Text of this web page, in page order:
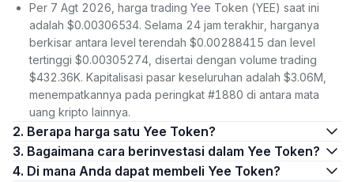
Per 7 Agt 2026, harga trading Yee Token (YEE) saat ini
adalah $0.00306534. Selama 24 jam terakhir, harganya
berkisar antara level terendah $0.00288415 dan level
tertinggi $0.00305274, disertai dengan volume trading
$432.36K. Kapitalisasi pasar keseluruhan adalah $3.06M,
menempatkannya pada peringkat #1880 di antara mata
uang kripto lainnya.
2. Berapa harga satu Yee Token?
3. Bagaimana cara berinvestasi dalam Yee Token?
4. Di mana Anda dapat membeli Yee Token?